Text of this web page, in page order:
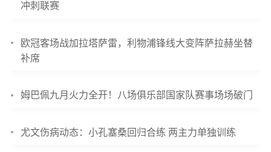
冲刺联赛
欧冠客场战加拉塔萨雷，利物浦锋线大变阵萨拉赫坐替
补席
姆巴佩九月火力全开！八场俱乐部国家队赛事场场破门
尤文伤病动态：小孔塞桑回归合练 两主力单独训练